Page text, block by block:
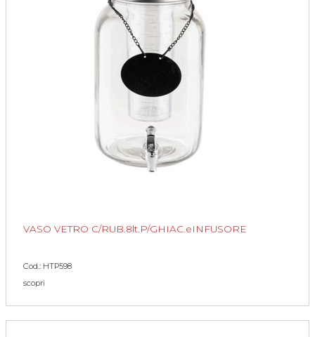
VASO VETRO C/RUB.8lt.P/GHIAC.eINFUSORE
Cod.: HTP598
scopri